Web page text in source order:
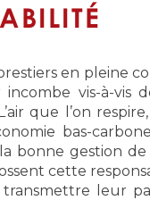
en pleine
vis-à-vis
que l’on
bas-
bonne gestion de
cette
leur